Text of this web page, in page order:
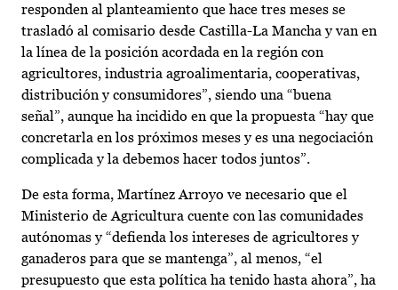
responden al planteamiento que hace tres meses se
trasladó al comisario desde Castilla-La Mancha y van en
la línea de la posición acordada en la región con
agricultores, industria agroalimentaria, cooperativas,
distribución y consumidores”, siendo una “buena
señal”, aunque ha incidido en que la propuesta “hay que
concretarla en los próximos meses y es una negociación
complicada y la debemos hacer todos juntos”.
De esta forma, Martínez Arroyo ve necesario que el
Ministerio de Agricultura cuente con las comunidades
autónomas y “defienda los intereses de agricultores y
ganaderos para que se mantenga”, al menos, “el
presupuesto que esta política ha tenido hasta ahora”, ha